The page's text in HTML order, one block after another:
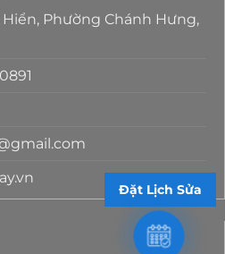
Phường Chánh Hưng,
Đặt Lịch Sửa